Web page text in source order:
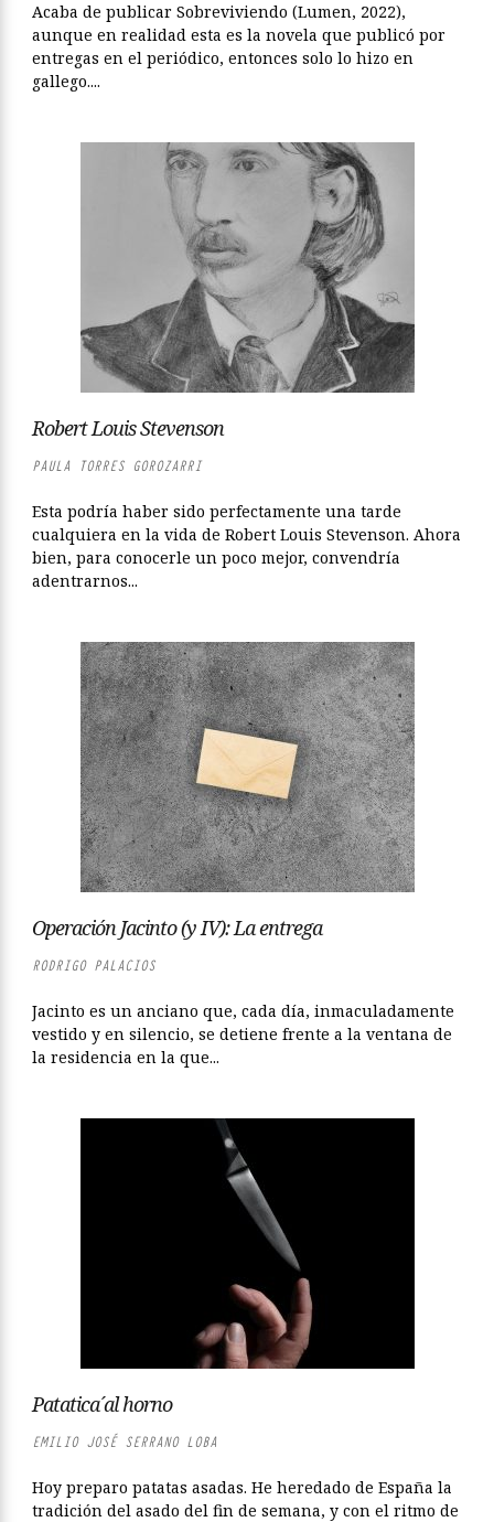
Acaba de publicar Sobreviviendo (Lumen, 2022),
aunque en realidad esta es la novela que publicó por
entregas en el periódico, entonces solo lo hizo en
gallego....
Robert Louis Stevenson
PAULA TORRES GOROZARRI
Esta podría haber sido perfectamente una tarde
cualquiera en la vida de Robert Louis Stevenson. Ahora
bien, para conocerle un poco mejor, convendría
adentrarnos...
Operación Jacinto (y IV): La entrega
RODRIGO PALACIOS
Jacinto es un anciano que, cada día, inmaculadamente
vestido y en silencio, se detiene frente a la ventana de
la residencia en la que...
Patatica´al horno
EMILIO JOSÉ SERRANO LOBA
Hoy preparo patatas asadas. He heredado de España la
tradición del asado del fin de semana, y con el ritmo de